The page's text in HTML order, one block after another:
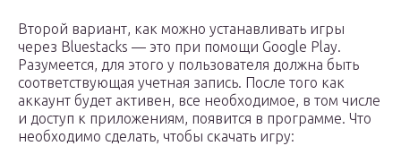
Второй вариант, как можно устанавливать игры
через Bluestacks — это при помощи Google Play.
Разумеется, для этого у пользователя должна быть
соответствующая учетная запись. После того как
аккаунт будет активен, все необходимое, в том числе
и доступ к приложениям, появится в программе. Что
необходимо сделать, чтобы скачать игру: